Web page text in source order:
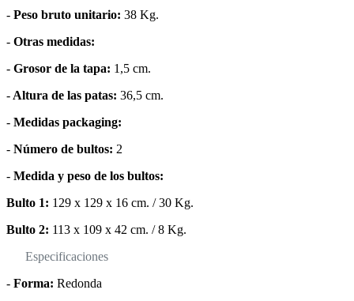
- Peso bruto unitario: 38 Kg.
- Otras medidas:
- Grosor de la tapa: 1,5 cm.
- Altura de las patas: 36,5 cm.
- Medidas packaging:
- Número de bultos: 2
- Medida y peso de los bultos:
Bulto 1: 129 x 129 x 16 cm. / 30 Kg.
Bulto 2: 113 x 109 x 42 cm. / 8 Kg.
Especificaciones
- Forma: Redonda